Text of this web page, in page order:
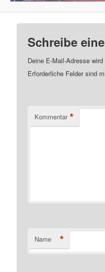
Schreibe
Deine E-Mail-Adresse
Erforderliche Felder sind
Kommentar *
Name *